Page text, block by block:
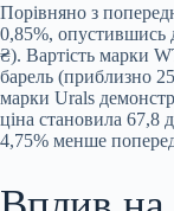
Порівняно з
0,85%, опустившись
₴). Вартість марки
барель (приблизно
марки Urals
ціна становила 67,8
4,75% менше